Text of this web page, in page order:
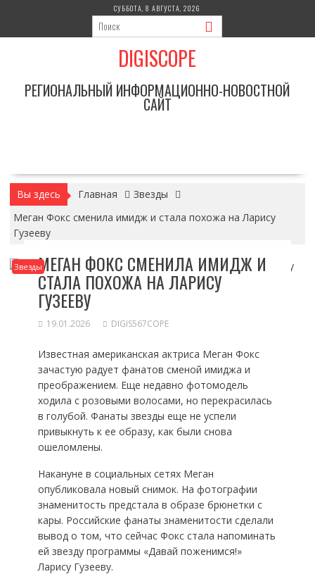
содержимому
СУББОТА, 8 АВГУСТА, 2026
DIGISCOPE
РЕГИОНАЛЬНЫЙ ИНФОРМАЦИОННО-НОВОСТНОЙ
САЙТ
Вы здесь Главная
Звезды
Меган Фокс сменила имидж и стала похожа на Ларису
Гузееву
ЗвездыМЕГАН ФОКС СМЕНИЛА ИМИДЖ И
СТАЛА ПОХОЖА НА ЛАРИСУ
ГУЗЕЕВУ
19.01.2026 DIGIS567COPE
Известная американская актриса Меган Фокс
зачастую радует фанатов сменой имиджа и
преображением. Еще недавно фотомодель
ходила с розовыми волосами, но перекрасилась
в голубой. Фанаты звезды еще не успели
привыкнуть к ее образу, как были снова
ошеломлены.
Накануне в социальных сетях Меган
опубликовала новый снимок. На фотографии
знаменитость предстала в образе брюнетки с
кары. Российские фанаты знаменитости сделали
вывод о том, что сейчас Фокс стала напоминать
ей звезду программы «Давай поженимся!»
Ларису Гузееву.